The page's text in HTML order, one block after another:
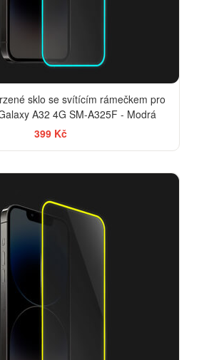
sklo se svítícím rámečkem pro
A32 4G SM-A325F - Modrá
399 Kč